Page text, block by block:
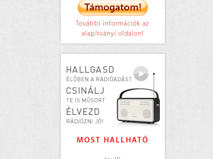
További információk az
alapítványi oldalon!
MOST HALLHATÓ